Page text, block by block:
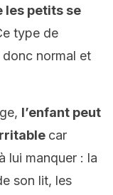
les petits se
type de
normal et
l’enfant peut
car
lui manquer : la
son lit, les